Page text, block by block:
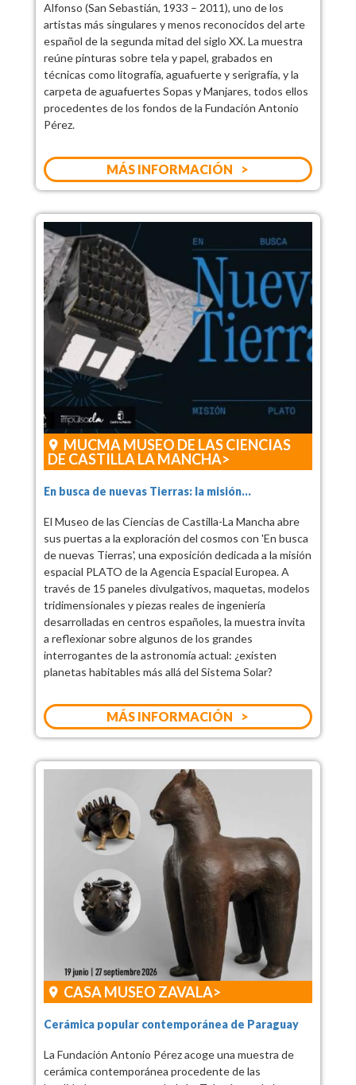
Alfonso (San Sebastián, 1933 – 2011), uno de los
artistas más singulares y menos reconocidos del arte
español de la segunda mitad del siglo XX. La muestra
reúne pinturas sobre tela y papel, grabados en
técnicas como litografía, aguafuerte y serigrafía, y la
carpeta de aguafuertes Sopas y Manjares, todos ellos
procedentes de los fondos de la Fundación Antonio
Pérez.
MÁS INFORMACIÓN
MUCMA MUSEO DE LAS CIENCIAS
DE CASTILLA LA MANCHA
En busca de nuevas Tierras: la misión...
El Museo de las Ciencias de Castilla-La Mancha abre
sus puertas a la exploración del cosmos con 'En busca
de nuevas Tierras', una exposición dedicada a la misión
espacial PLATO de la Agencia Espacial Europea. A
través de 15 paneles divulgativos, maquetas, modelos
tridimensionales y piezas reales de ingeniería
desarrolladas en centros españoles, la muestra invita
a reflexionar sobre algunos de los grandes
interrogantes de la astronomía actual: ¿existen
planetas habitables más allá del Sistema Solar?
MÁS INFORMACIÓN
CASA MUSEO ZAVALA
Cerámica popular contemporánea de Paraguay
La Fundación Antonio Pérez acoge una muestra de
cerámica contemporánea procedente de las